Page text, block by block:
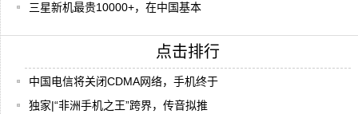
三星新机最贵10000+，在中国基本
点击排行
中国电信将关闭CDMA网络，手机终于
独家|“非洲手机之王”跨界，传音拟推